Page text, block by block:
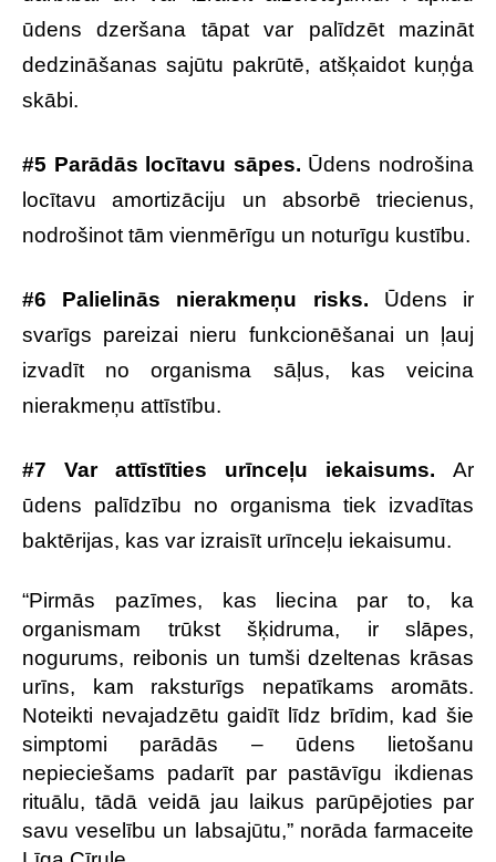
ūdens dzeršana tāpat var palīdzēt mazināt
dedzināšanas sajūtu pakrūtē, atšķaidot kuņģa
skābi.
#5 Parādās locītavu sāpes. Ūdens nodrošina
locītavu amortizāciju un absorbē triecienus,
nodrošinot tām vienmērīgu un noturīgu kustību.
#6 Palielinās nierakmeņu risks. Ūdens ir
svarīgs pareizai nieru funkcionēšanai un ļauj
izvadīt no organisma sāļus, kas veicina
nierakmeņu attīstību.
#7 Var attīstīties urīnceļu iekaisums. Ar
ūdens palīdzību no organisma tiek izvadītas
baktērijas, kas var izraisīt urīnceļu iekaisumu.
“Pirmās pazīmes, kas liecina par to, ka
organismam trūkst šķidruma, ir slāpes,
nogurums, reibonis un tumši dzeltenas krāsas
urīns, kam raksturīgs nepatīkams aromāts.
Noteikti nevajadzētu gaidīt līdz brīdim, kad šie
simptomi parādās – ūdens lietošanu
nepieciešams padarīt par pastāvīgu ikdienas
rituālu, tādā veidā jau laikus parūpējoties par
savu veselību un labsajūtu,” norāda farmaceite